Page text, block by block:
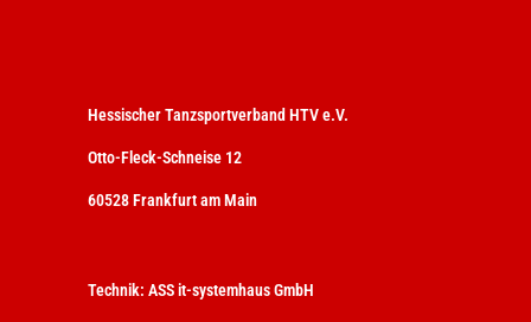
Hessischer Tanzsportverband HTV e.V.
Otto-Fleck-Schneise 12
60528 Frankfurt am Main
Technik: ASS it-systemhaus GmbH